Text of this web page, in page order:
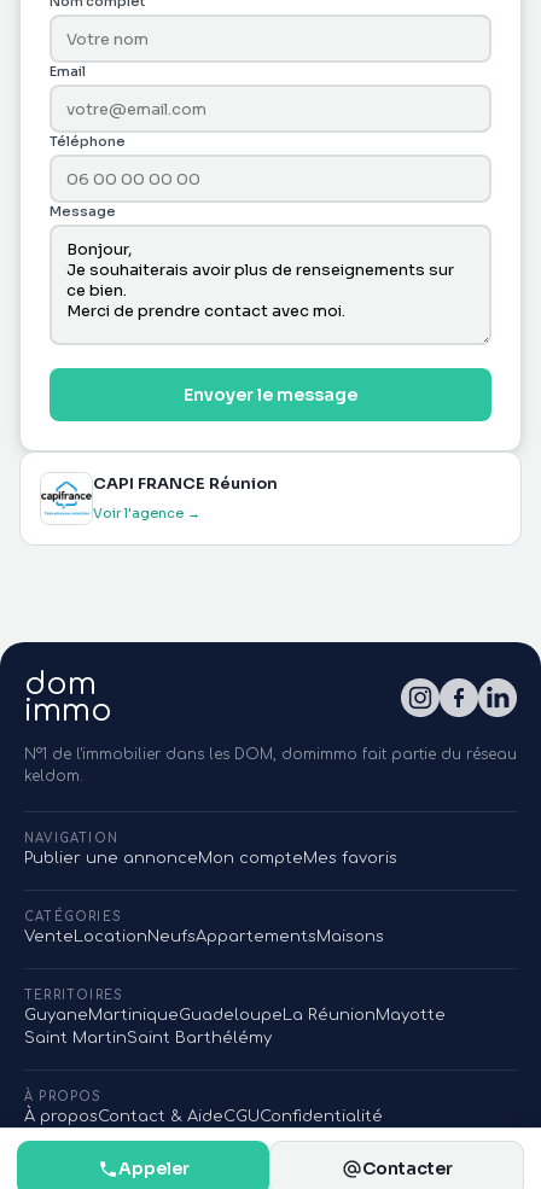
Email
Téléphone
Message
Envoyer le message
CAPI FRANCE Réunion
Voir l'agence →
Appeler Contacter
dom
immo
N°1 de l'immobilier dans les DOM, domimmo fait partie du réseau
keldom.
NAVIGATION
Publier une annonceMon compteMes favoris
CATÉGORIES
Vente LocationNeufsAppartementsMaisons
TERRITOIRES
GuyaneMartiniqueGuadeloupe La RéunionMayotte
Saint MartinSaint Barthélémy
À PROPOS
À proposContact & AideCGUConfidentialité